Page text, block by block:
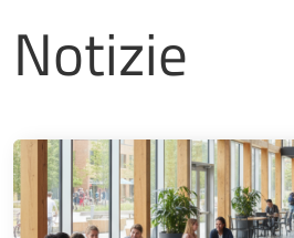
Notizie